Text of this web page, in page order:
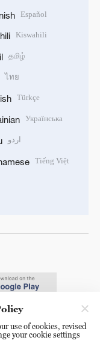
Español
Kiswahili
தமிழ்
ไทย
Türkçe
Українська
اردو
Tiếng Việt
use of cookies, revised
your cookie settings